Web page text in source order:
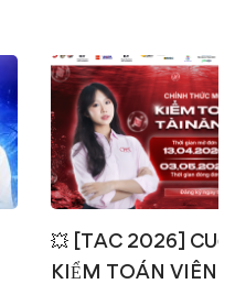
💥 [TAC 2026]
KIỂM TOÁN VIÊN